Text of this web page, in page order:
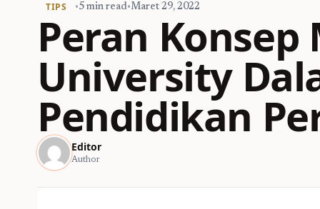
TIPS •5 min read•Maret 29, 2022
Peran Konsep
University
Pendidikan
Editor
Author